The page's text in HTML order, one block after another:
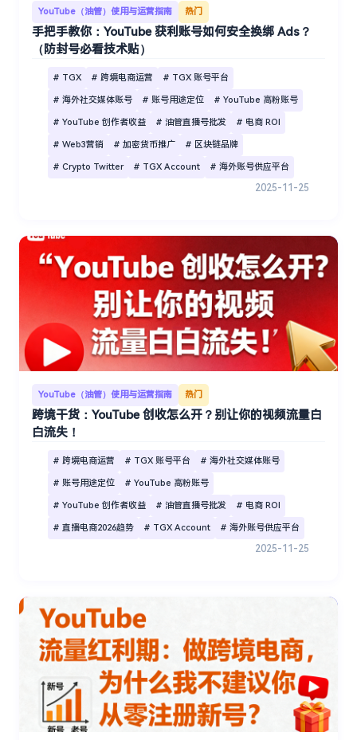
YouTube（油管）使用与运营指南 热门
手把手教你：YouTube 获利账号如何安全换绑 Ads？
（防封号必看技术贴）
# TGX # 跨境电商运营 # TGX 账号平台
# 海外社交媒体账号 # 账号用途定位 # YouTube 高粉账号
# YouTube 创作者收益 # 油管直播号批发 # 电商 ROI
# Web3营销 # 加密货币推广 # 区块链品牌
# Crypto Twitter # TGX Account # 海外账号供应平台
2025-11-25
YouTube（油管）使用与运营指南 热门
跨境干货：YouTube 创收怎么开？别让你的视频流量白
白流失！
# 跨境电商运营 # TGX 账号平台 # 海外社交媒体账号
# 账号用途定位 # YouTube 高粉账号
# YouTube 创作者收益 # 油管直播号批发 # 电商 ROI
# 直播电商2026趋势 # TGX Account # 海外账号供应平台
2025-11-25